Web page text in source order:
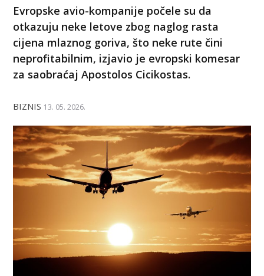
Evropske avio-kompanije počele su da
otkazuju neke letove zbog naglog rasta
cijena mlaznog goriva, što neke rute čini
neprofitabilnim, izjavio je evropski komesar
za saobraćaj Apostolos Cicikostas.
BIZNIS 13. 05. 2026.